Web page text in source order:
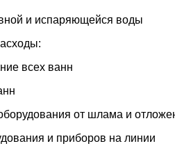
и испаряющейся воды
всех ванн
от шлама и
и приборов на линии